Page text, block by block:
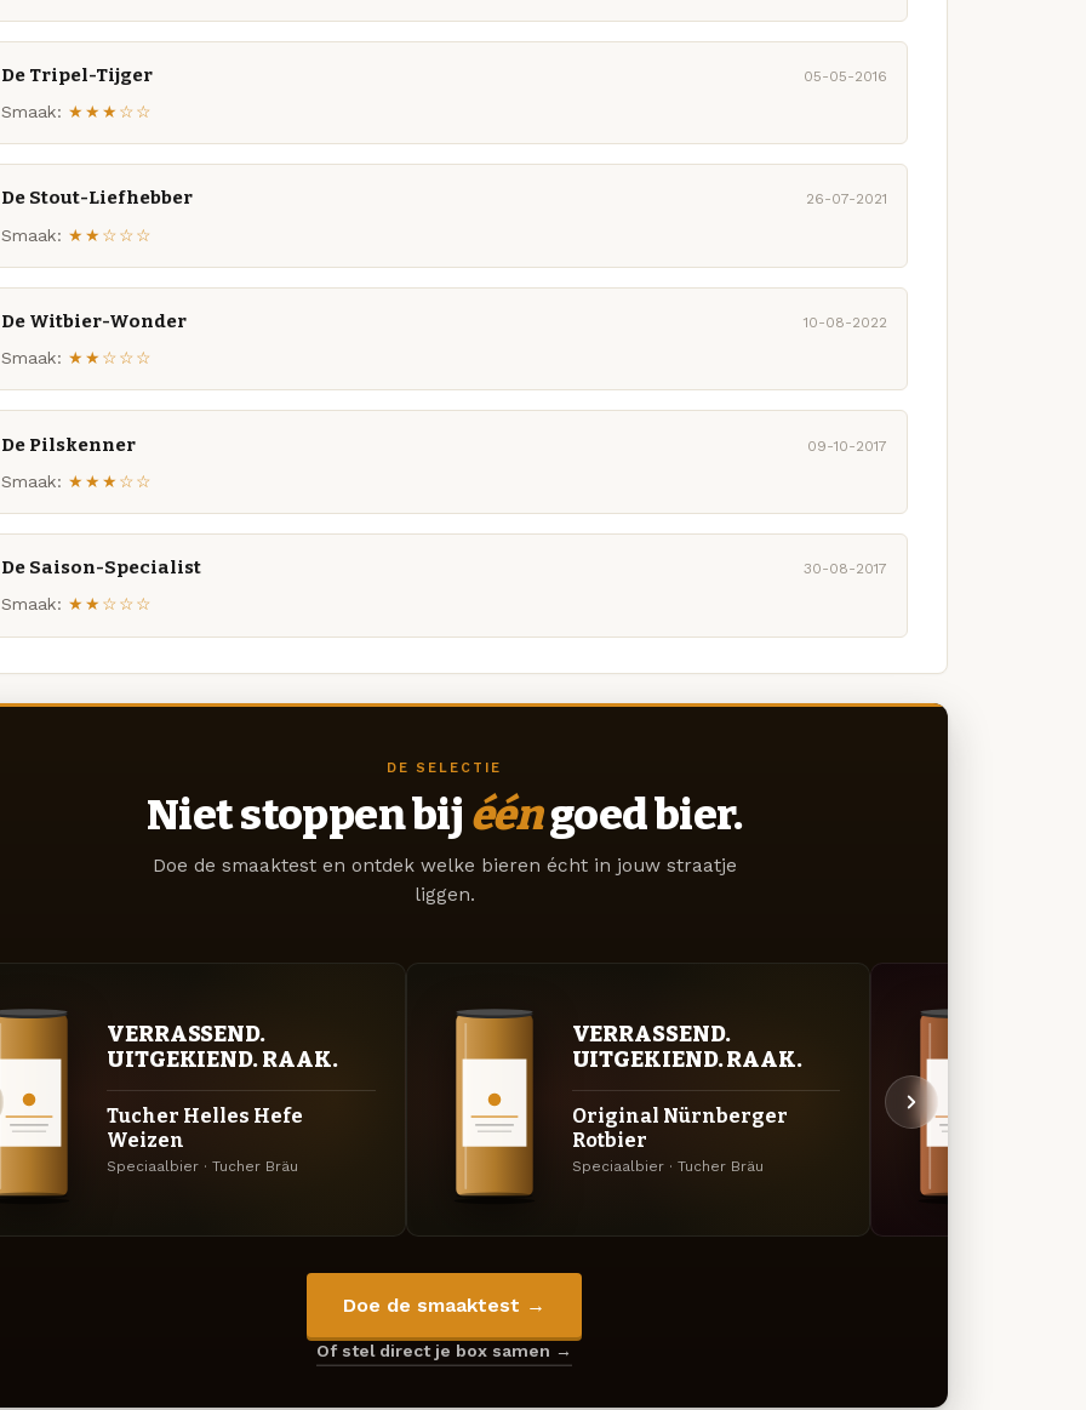
De Tripel-Tijger 05-05-2016
Smaak: ★★★☆☆
De Stout-Liefhebber 26-07-2021
Smaak: ★★☆☆☆
De Witbier-Wonder 10-08-2022
Smaak: ★★☆☆☆
De Pilskenner 09-10-2017
Smaak: ★★★☆☆
De Saison-Specialist 30-08-2017
Smaak: ★★☆☆☆
DE SELECTIE
Niet stoppen bij ééngoed bier.
Doe de smaaktest en ontdek welke bieren écht in jouw straatje
liggen.
VERRASSEND.
UITGEKIEND. RAAK.
Tucher Helles Hefe
Weizen
Speciaalbier · Tucher Bräu
VERRASSEND.
UITGEKIEND. RAAK.
Original Nürnberger
Rotbier
Speciaalbier · Tucher Bräu
Doe de smaaktest →
Of stel direct je box samen →